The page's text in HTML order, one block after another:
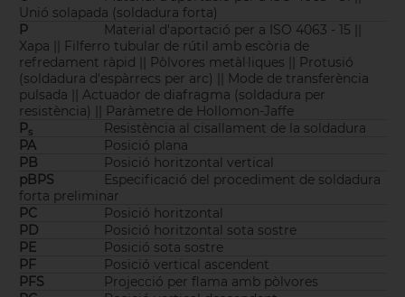
Unió solapada (soldadura forta)
P
Material d'aportació per a ISO 4063 - 15 ||
Xapa || Filferro tubular de rútil amb escòria de
refredament ràpid || Pòlvores metàl·liques || Protusió
(soldadura d'espàrrecs per arc) || Mode de transferència
pulsada || Actuador de diafragma (soldadura per
resistència) || Paràmetre de Hollomon-Jaffe
Ps
Resistència al cisallament de la soldadura
PA
Posició plana
PB
Posició horitzontal vertical
pBPS
Especificació del procediment de soldadura
forta preliminar
PC
Posició horitzontal
PD
Posició horitzontal sota sostre
PE
Posició sota sostre
PF
Posició vertical ascendent
PFS
Projecció per flama amb pòlvores